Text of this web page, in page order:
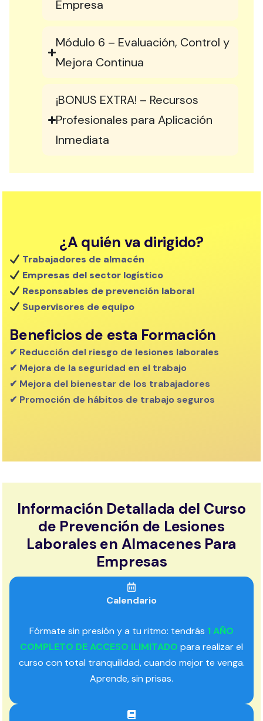
Empresa
Módulo 6 – Evaluación, Control y
Mejora Continua
¡BONUS EXTRA! – Recursos
Profesionales para Aplicación
Inmediata
¿A quién va dirigido?
Trabajadores de almacén
Empresas del sector logístico
Responsables de prevención laboral
Supervisores de equipo
Beneficios de esta Formación
✔ Reducción del riesgo de lesiones laborales
✔ Mejora de la seguridad en el trabajo
✔ Mejora del bienestar de los trabajadores
✔ Promoción de hábitos de trabajo seguros
Información Detallada del Curso
de Prevención de Lesiones
Laborales en Almacenes Para
Empresas
Calendario
Fórmate sin presión y a tu ritmo: tendrás 1 AÑO
COMPLETO DE ACCESO ILIMITADO para realizar el
curso con total tranquilidad, cuando mejor te venga.
Aprende, sin prisas.